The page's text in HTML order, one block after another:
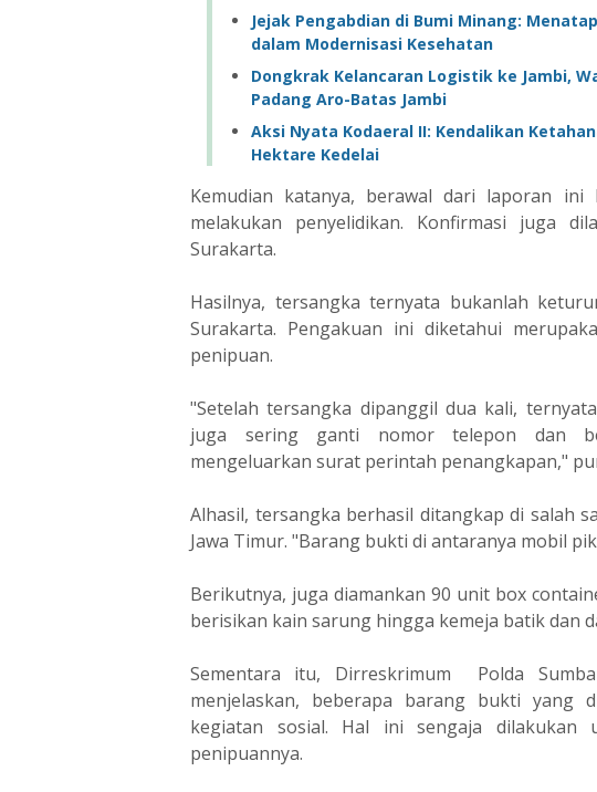
Jejak Pengabdian di Bumi Minang:
dalam Modernisasi Kesehatan
Dongkrak Kelancaran Logistik ke Jambi,
Padang Aro-Batas Jambi
Aksi Nyata Kodaeral II: Kendalikan
Hektare Kedelai
Kemudian katanya, berawal dari laporan ini
melakukan penyelidikan. Konfirmasi juga
Surakarta.
Hasilnya, tersangka ternyata bukanlah
Surakarta. Pengakuan ini diketahui
penipuan.
"Setelah tersangka dipanggil dua kali,
juga sering ganti nomor telepon dan
mengeluarkan surat perintah penangkapan,"
Alhasil, tersangka berhasil ditangkap di salah
Jawa Timur. "Barang bukti di antaranya mobil
Berikutnya, juga diamankan 90 unit box
berisikan kain sarung hingga kemeja batik dan
Sementara itu, Dirreskrimum Polda
menjelaskan, beberapa barang bukti yang
kegiatan sosial. Hal ini sengaja dilakukan
penipuannya.